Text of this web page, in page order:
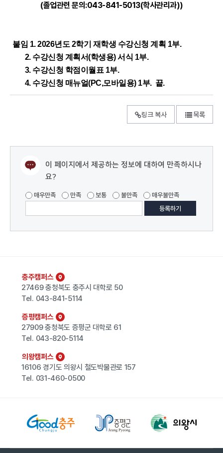
(졸업관련 문의:043-841-5013(학사관리과))
붙임 1. 2026년도 2학기 재학생 수강신청 계획 1부.
2. 수강신청 계획서(학생용) 서식 1부.
3. 수강신청 학점이월표 1부.
4. 수강신청 매뉴얼(PC,모바일용) 1부. 끝.
링크 복사 목록
이 페이지에서 제공하는 정보에 대하여 만족하시나
요?
매우만족 만족 보통 불만족 매우불만족
충주캠퍼스
27469 충청북도 충주시 대학로 50
Tel. 043-841-5114
증평캠퍼스
27909 충청북도 증평군 대학로 61
Tel. 043-820-5114
의왕캠퍼스
16106 경기도 의왕시 철도박물관로 157
Tel. 031-460-0500